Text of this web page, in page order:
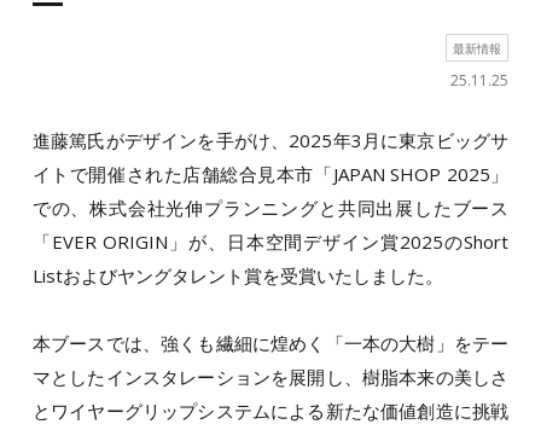
最新情報
25.11.25
進藤篤氏がデザインを手がけ、2025年3月に東京ビッグサ
イトで開催された店舗総合見本市「JAPAN SHOP 2025」
での、株式会社光伸プランニングと共同出展したブース
「EVER ORIGIN」が、日本空間デザイン賞2025のShort
Listおよびヤングタレント賞を受賞いたしました。
本ブースでは、強くも繊細に煌めく「一本の大樹」をテー
マとしたインスタレーションを展開し、樹脂本来の美しさ
とワイヤーグリップシステムによる新たな価値創造に挑戦